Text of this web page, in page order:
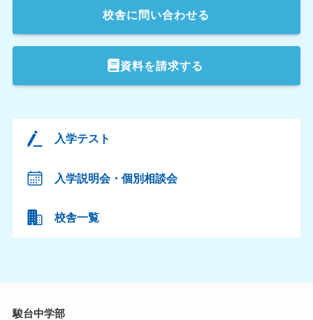
校舎に問い合わせる
資料を請求する
入学テスト
入学説明会・個別相談会
校舎一覧
駿台中学部